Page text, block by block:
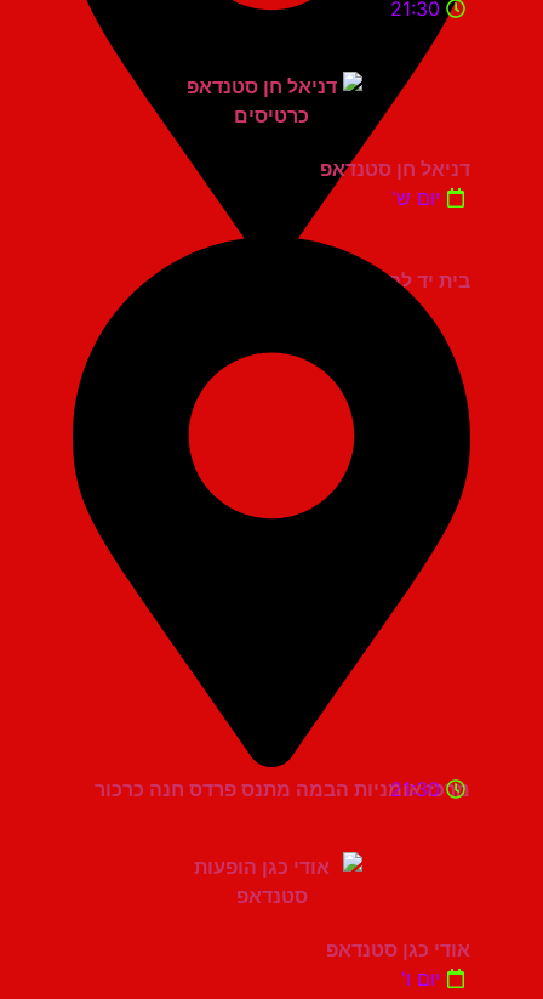
בית יד לבנים אשדוד
21:30
דניאל חן סטנדאפ
יום ש'
מרכז אומניות הבמה מתנס פרדס חנה כרכור
21:30
אודי כגן סטנדאפ
יום ו'